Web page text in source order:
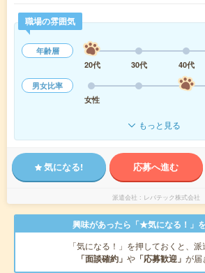
職場の雰囲気
年齢層
20代
30代 40代
男女比率
女性
もっと見る
気になる! 応募へ進む
派遣会社 レバテック株式会社
興味があったら「★気になる！」
「気になる！」を押しておくと、派
「面談確約」 や 「応募歓迎」 が届